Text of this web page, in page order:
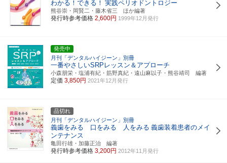
わかる！できる！ 実践ペリオドントロジー
熊谷崇・岡賢二・藤木省三 ほか編著
発行時参考価格 2,600円 1999年12月発行
発売中
月刊「デンタルハイジーン」別冊
一番やさしいSRPレッスン＆アプローチ
小森朋栄・塩浦有紀・筋野真紀・遠山麻以子・熊谷靖司 編著
定価 3,850円 2021年12月発行
品切れ
月刊「デンタルハイジーン」別冊
義歯をみる 口をみる 人をみる 義歯装着患者のメイ
ンテナンス
亀田行雄・加藤正治 編著
発行時参考価格 3,200円 2012年11月発行